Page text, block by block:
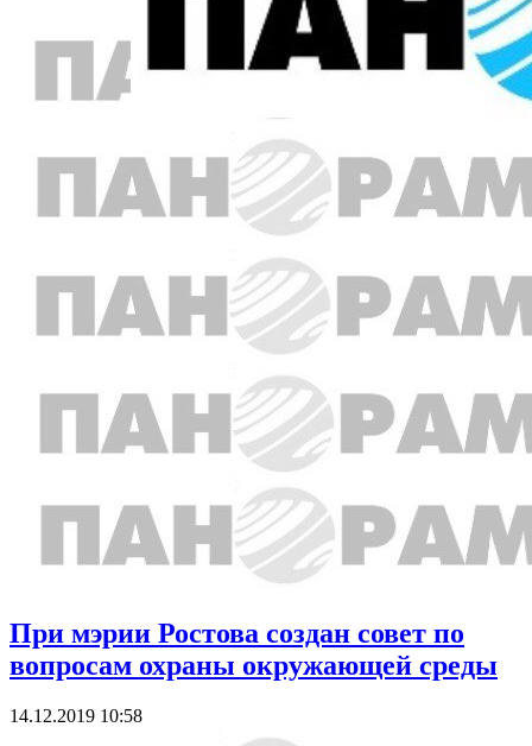
При мэрии Ростова создан совет по
вопросам охраны окружающей среды
14.12.2019 10:58